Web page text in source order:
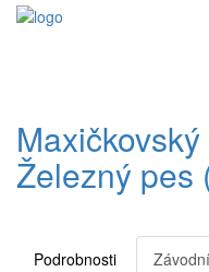
Železný pes
Podrobnosti